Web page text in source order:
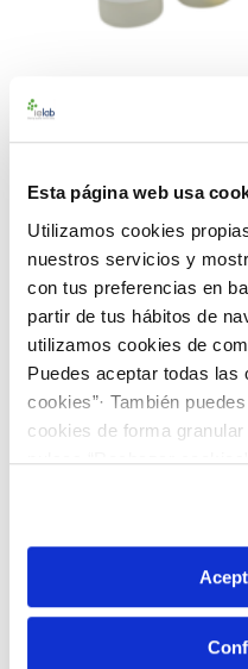
Esta página web usa
Utilizamos cookies
nuestros servicios y
con tus preferencias en
partir de tus hábitos de
utilizamos cookies de
Puedes aceptar todas las
cookies”· También
cookies de forma
pulsas “Rechazar
son indispensables para
por tanto no se pueden
más información en
990346
Bajo-Farma
Material de referencia
oxytocaCECT 860.
10 viales,
concentración